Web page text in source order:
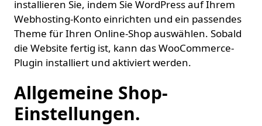
installieren Sie, indem Sie WordPress auf Ihrem
Webhosting-Konto einrichten und ein passendes
Theme für Ihren Online-Shop auswählen. Sobald
die Website fertig ist, kann das WooCommerce-
Plugin installiert und aktiviert werden.
Allgemeine Shop-
Einstellungen.